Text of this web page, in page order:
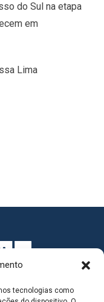
tecnologias como
do Sul na etapa
em
Lima